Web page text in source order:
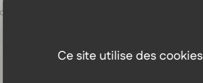
Ce site utilise des
légers